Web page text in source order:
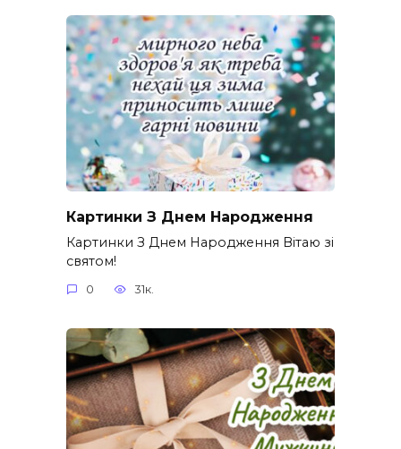
Картинки З Днем Народження
Картинки З Днем Народження Вітаю зі
святом!
0 31к.